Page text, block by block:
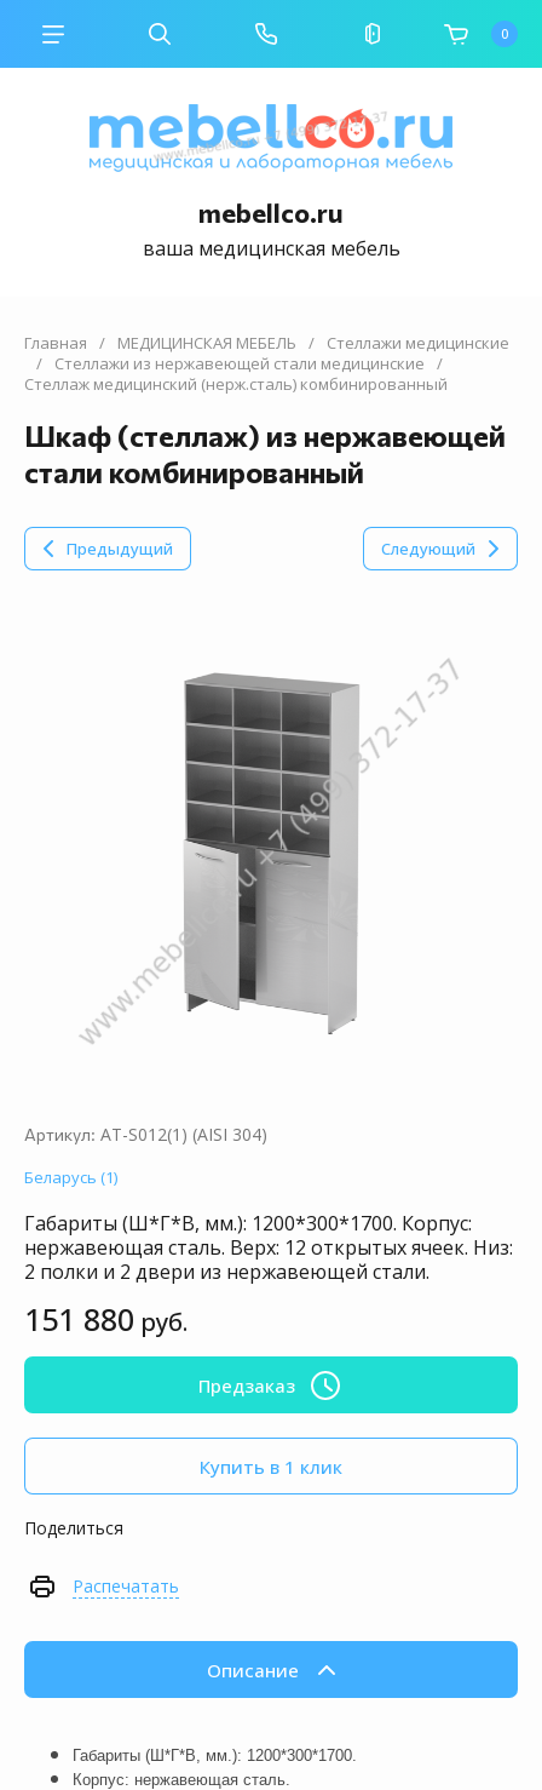
mebellco.ru
ваша медицинская мебель
0
Главная / МЕДИЦИНСКАЯ МЕБЕЛЬ /
Стеллажи медицинские
/
Стеллажи из нержавеющей стали медицинские
/
Стеллаж медицинский (нерж.сталь) комбинированный
Шкаф (стеллаж) из нержавеющей
стали комбинированный
Предыдущий Следующий
Артикул: AT-S012(1) (AISI 304)
Беларусь (1)
Габариты (Ш*Г*В, мм.): 1200*300*1700. Корпус:
нержавеющая сталь. Верх: 12 открытых ячеек. Низ:
2 полки и 2 двери из нержавеющей стали.
151 880 руб.
Предзаказ
Купить в 1 клик
Поделиться
Распечатать
Описание
Габариты (Ш*Г*В, мм.): 1200*300*1700.
Корпус: нержавеющая сталь.